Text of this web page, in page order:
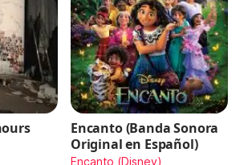
Encanto (Banda Sonora
Original en Español)
Encanto (Disney)